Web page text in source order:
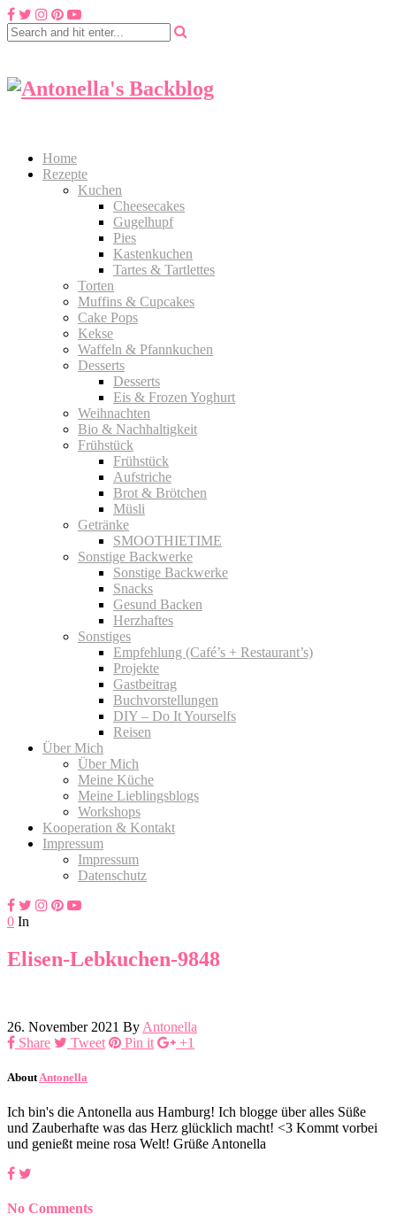
Home
Rezepte
Kuchen
Cheesecakes
Gugelhupf
Pies
Kastenkuchen
Tartes & Tartlettes
Torten
Muffins & Cupcakes
Cake Pops
Kekse
Waffeln & Pfannkuchen
Desserts
Desserts
Eis & Frozen Yoghurt
Weihnachten
Bio & Nachhaltigkeit
Frühstück
Frühstück
Aufstriche
Brot & Brötchen
Müsli
Getränke
SMOOTHIETIME
Sonstige Backwerke
Sonstige Backwerke
Snacks
Gesund Backen
Herzhaftes
Sonstiges
Empfehlung (Café’s + Restaurant’s)
Projekte
Gastbeitrag
Buchvorstellungen
DIY – Do It Yourselfs
Reisen
Über Mich
Über Mich
Meine Küche
Meine Lieblingsblogs
Workshops
Kooperation & Kontakt
Impressum
Impressum
Datenschutz
0 In
Elisen-Lebkuchen-9848
26. November 2021 By Antonella
Share
Tweet Pin it +1
About Antonella
Ich bin's die Antonella aus Hamburg! Ich blogge über alles Süße
und Zauberhafte was das Herz glücklich macht! <3 Kommt vorbei
und genießt meine rosa Welt! Grüße Antonella
No Comments